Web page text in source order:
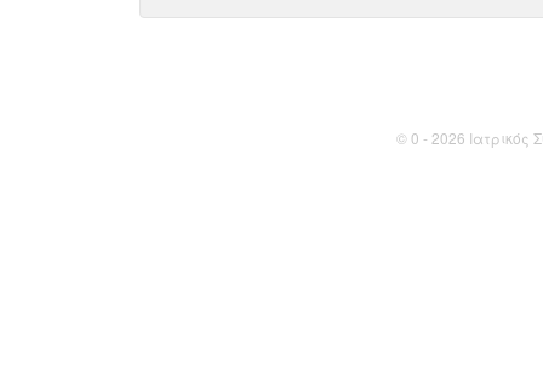
© 0 - 2026 Ιατρικός